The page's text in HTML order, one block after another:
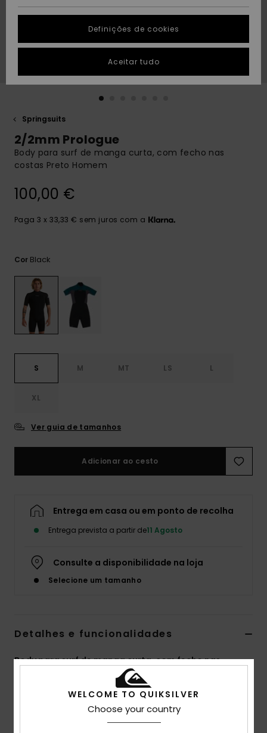
Coleções
Highlights
Guia de
tamanhos
conversa para
obteres a
resposta mais
rápida à tua
conversa
Encontra
respostas
frequentes e o
nosso
PRESENTE
DESEJO
Springsuits
2/2mm Prologue
Body para surf de manga curta, com fecho nas
costas Preto Homem
100,00 €
Paga 3 x 33,33 € sem juros com a
Cor Black
S M MT LS L
XL
Ver guia de tamanhos
Adicionar ao cesto
Entrega em casa ou em ponto de recolha
Entrega prevista a partir de11 Agosto
Consulte a disponibilidade na loja
Selecione um tamanho
Detalhes e funcionalidades
Body para surf de manga curta, com fecho nas
EQYW503038 Código de Corkvd0
WELCOME TO QUIKSILVER
Choose your country
Definições de cookies
Aceitar tudo